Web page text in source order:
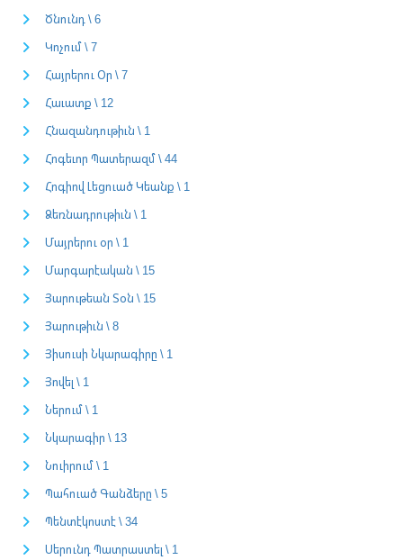
Ծնունդ \ 6
Կոչում \ 7
Հայրերու Օր \ 7
Հաւատք \ 12
Հնազանդութիւն \ 1
Հոգեւոր Պատերազմ \ 44
Հոգիով Լեցուած Կեանք \ 1
Ձեռնադրութիւն \ 1
Մայրերու օր \ 1
Մարգարէական \ 15
Յարութեան Տօն \ 15
Յարութիւն \ 8
Յիսուսի Նկարագիրը \ 1
Յովել \ 1
Ներում \ 1
Նկարագիր \ 13
Նուիրում \ 1
Պահուած Գանձերը \ 5
Պենտէկոստէ \ 34
Սերունդ Պատրաստել \ 1